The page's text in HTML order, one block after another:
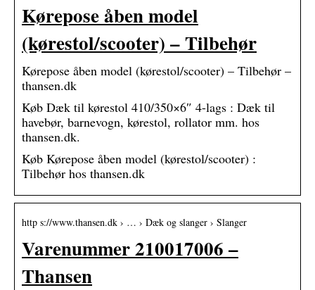
Kørepose åben model
(kørestol/scooter) – Tilbehør
Kørepose åben model (kørestol/scooter) – Tilbehør –
thansen.dk
Køb Dæk til kørestol 410/350×6″ 4-lags : Dæk til
havebør, barnevogn, kørestol, rollator mm. hos
thansen.dk.
Køb Kørepose åben model (kørestol/scooter) :
Tilbehør hos thansen.dk
http s://www.thansen.dk › … › Dæk og slanger › Slanger
Varenummer 210017006 –
Thansen